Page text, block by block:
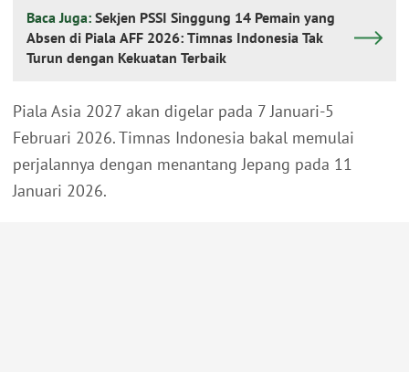
Baca Juga: Sekjen PSSI Singgung 14 Pemain yang
Absen di Piala AFF 2026: Timnas Indonesia Tak
Turun dengan Kekuatan Terbaik
Piala Asia 2027 akan digelar pada 7 Januari-5
Februari 2026. Timnas Indonesia bakal memulai
perjalannya dengan menantang Jepang pada 11
Januari 2026.